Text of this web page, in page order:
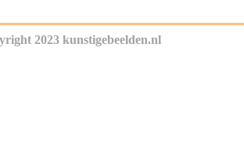
2023 kunstigebeelden.nl